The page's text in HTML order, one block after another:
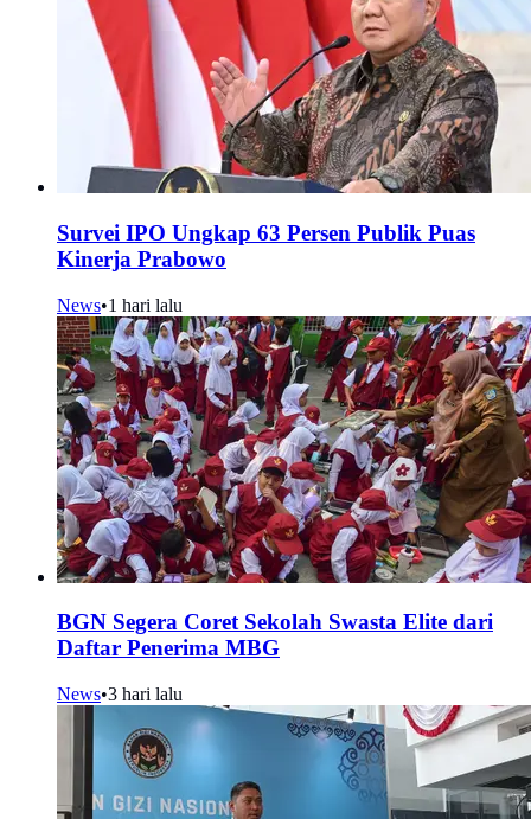
Survei IPO Ungkap 63 Persen Publik Puas
Kinerja Prabowo
News•1 hari lalu
BGN Segera Coret Sekolah Swasta Elite dari
Daftar Penerima MBG
News•3 hari lalu